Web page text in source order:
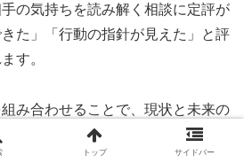
の気持ちを読み解く相談に定評が
た」「行動の指針が見えた」と評
す。
み合わせることで、現状と未来の
るスタイルが、多くのリピーター
トップ サイドバー